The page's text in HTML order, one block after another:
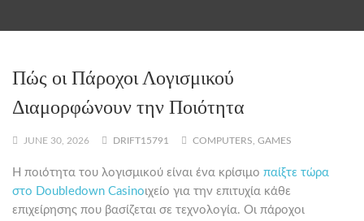
Πώς οι Πάροχοι Λογισμικού
Διαμορφώνουν την Ποιότητα
JUNE 30, 2026 DRIFT15791 COMPUTERS, GAMES
Η ποιότητα του λογισμικού είναι ένα κρίσιμο παίξτε τώρα
στο Doubledown Casinoιχείο για την επιτυχία κάθε
επιχείρησης που βασίζεται σε τεχνολογία. Οι πάροχοι